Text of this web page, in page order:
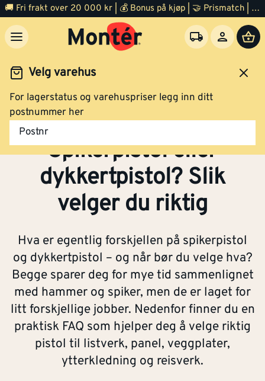
🚚 Fri frakt over 20 000 kr | 💰 Bonus på kjøp | 🤝 Prismatch | ⭐ 100% fornøyd garanti | 🏪 140 byggevarehus
Velg varehus
For lagerstatus og varehuspriser legg inn ditt
postnummer her
Postnr
Inspirasjon Verktøy
Spikerpistol eller
dykkertpistol? Slik
velger du riktig
Hva er egentlig forskjellen på spikerpistol
og dykkertpistol – og når bør du velge hva?
Begge sparer deg for mye tid sammenlignet
med hammer og spiker, men de er laget for
litt forskjellige jobber. Nedenfor finner du en
praktisk FAQ som hjelper deg å velge riktig
pistol til listverk, panel, veggplater,
ytterkledning og reisverk.